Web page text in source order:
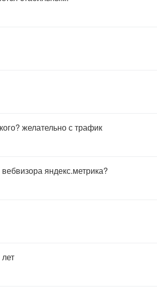
желательно с трафик
яндекс.метрика?